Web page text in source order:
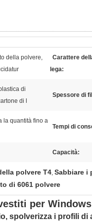
della polvere,
Carattere
lega:
di
di l
Spessore di
la quantità fino a
Tempi di
Capacità:
polvere T4, Sabbiare i
di 6061 polvere
per Windows
spolverizza i profili di